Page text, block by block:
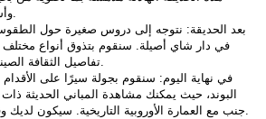
وأسوار مزخرفة بأشكال تنين.
تفاصيل الثقافة الصينية حول الشاي مع مرشدنا.
جنب مع العمارة الأوروبية التاريخية. سيكون لديك وقت لالتقاط الصور وتسوّق.